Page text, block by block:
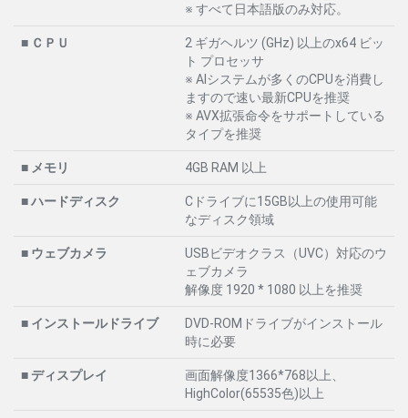
※ すべて日本語版のみ対応。
■ ＣＰＵ
2 ギガヘルツ (GHz) 以上のx64 ビッ
ト プロセッサ
※ AIシステムが多くのCPUを消費し
ますので速い最新CPUを推奨
※ AVX拡張命令をサポートしている
タイプを推奨
■ メモリ 4GB RAM 以上
■ ハードディスク
Cドライブに15GB以上の使用可能
なディスク領域
■ ウェブカメラ
USBビデオクラス（UVC）対応のウ
ェブカメラ
解像度 1920 * 1080 以上を推奨
■ インストールドライブ
DVD-ROMドライブがインストール
時に必要
■ ディスプレイ
画面解像度1366*768以上、
HighColor(65535色)以上